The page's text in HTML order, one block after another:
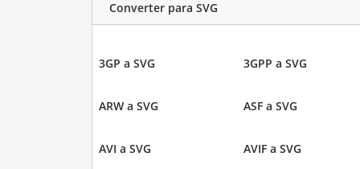
Converter para SVG
3GP a SVG 3GPP a SVG
ARW a SVG ASF a SVG
AVI a SVG AVIF a SVG